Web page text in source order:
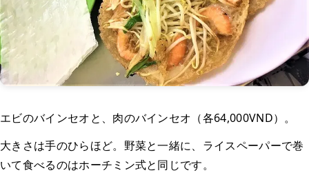
エビのバインセオと、肉のバインセオ（各64,000VND）。
大きさは手のひらほど。野菜と一緒に、ライスペーパーで巻
いて食べるのはホーチミン式と同じです。